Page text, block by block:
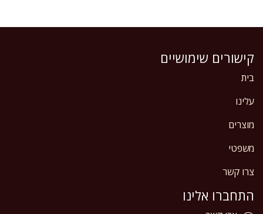
קישורים שימושיים
בית
עלינו
מוצרים
משפטי
צרו קשר
התחברו אלינו